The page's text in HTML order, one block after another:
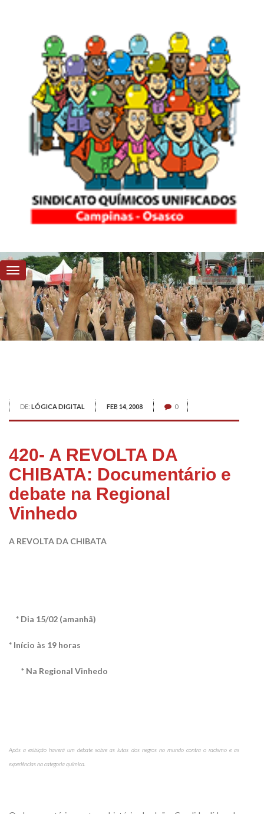
DE: LÓGICA DIGITAL FEB 14, 2008 0
420- A REVOLTA DA
CHIBATA: Documentário e
debate na Regional
Vinhedo
A REVOLTA DA CHIBATA
* Dia 15/02 (amanhã)
* Início às 19 horas
* Na Regional Vinhedo
Após a exibição haverá um debate sobre as lutas dos negros no mundo contra o racismo e as
experiências na categoria química.